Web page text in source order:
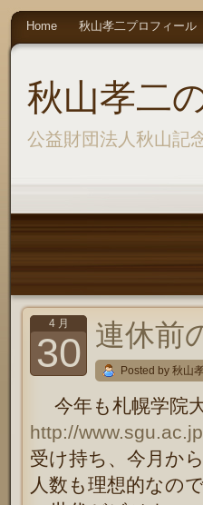
秋山孝二
公益財団法人秋山記
Home 秋山孝二プロフィール
4 月
30 連休前
Posted by 秋山
今年も札幌学院大
http://
受け持ち、今月か
人数も理想的なの